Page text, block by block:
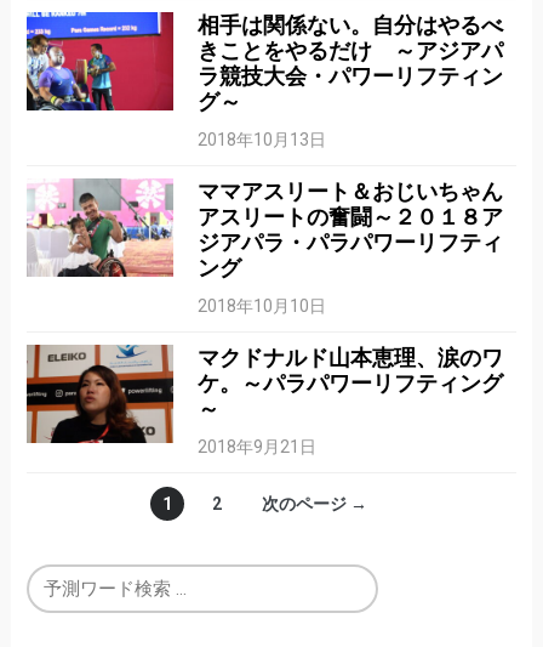
相手は関係ない。自分はやるべ
きことをやるだけ ～アジアパ
ラ競技大会・パワーリフティン
グ～
2018年10月13日
ママアスリート＆おじいちゃん
アスリートの奮闘～２０１８ア
ジアパラ・パラパワーリフティ
ング
2018年10月10日
マクドナルド山本恵理、涙のワ
ケ。～パラパワーリフティング
～
2018年9月21日
1 2 次のページ →